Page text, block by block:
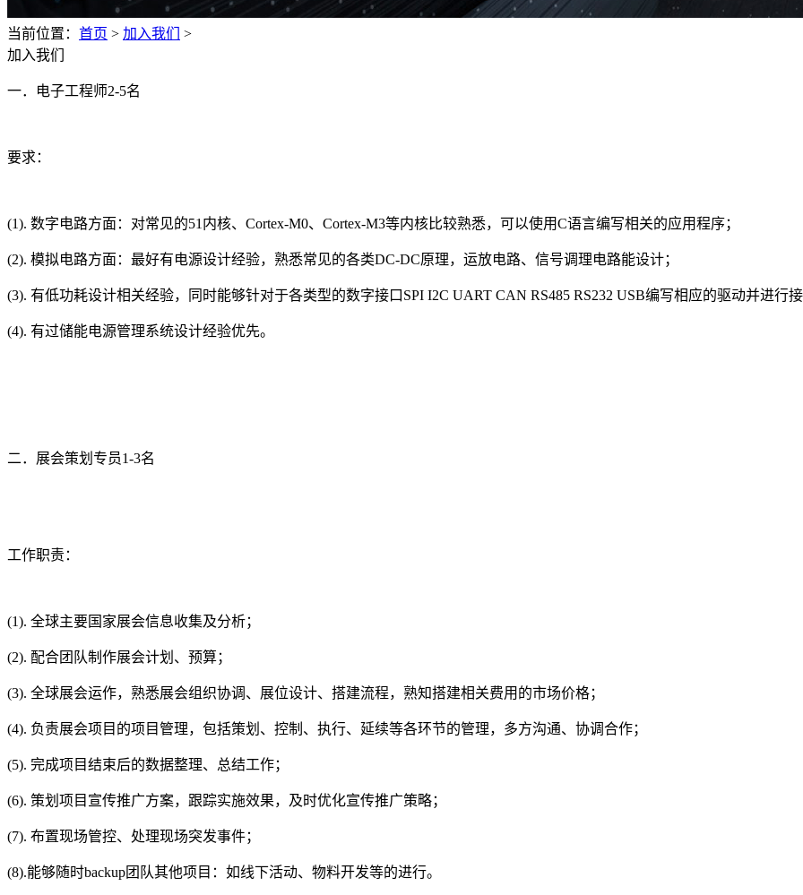
当前位置： 首页 > 加入我们
>
加入我们
一．电子工程师2-5名
要求：
(1). 数字电路方面：对常见的51内核、Cortex-M0、Cortex-M3等内核比较熟悉，可以使用C语言编写相关的应用程序；
(2). 模拟电路方面：最好有电源设计经验，熟悉常见的各类DC-DC原理，运放电路、信号调理电路能设计；
(3). 有低功耗设计相关经验，同时能够针对于各类型的数字接口SPI I2C UART CAN RS485 RS232 USB编写相应的驱动并进行接
(4). 有过储能电源管理系统设计经验优先。
二．展会策划专员1-3名
工作职责：
(1). 全球主要国家展会信息收集及分析；
(2). 配合团队制作展会计划、预算；
(3). 全球展会运作，熟悉展会组织协调、展位设计、搭建流程，熟知搭建相关费用的市场价格；
(4). 负责展会项目的项目管理，包括策划、控制、执行、延续等各环节的管理，多方沟通、协调合作；
(5). 完成项目结束后的数据整理、总结工作；
(6). 策划项目宣传推广方案，跟踪实施效果，及时优化宣传推广策略；
(7). 布置现场管控、处理现场突发事件；
(8).能够随时backup团队其他项目：如线下活动、物料开发等的进行。